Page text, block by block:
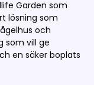
Garden som
lösning som
och
som vill ge
en säker boplats